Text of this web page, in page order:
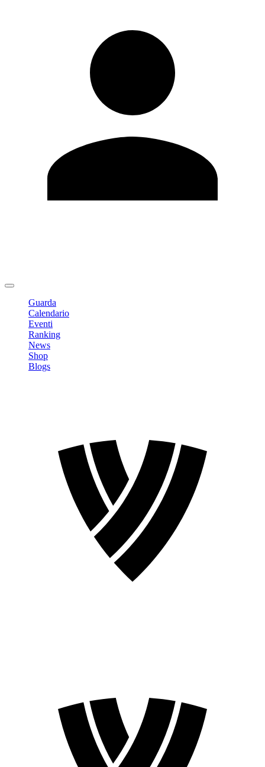
Guarda
Calendario
Eventi
Ranking
News
Shop
Blogs